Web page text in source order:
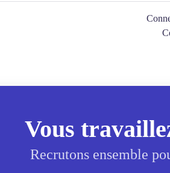
Vous
Recrutons ensemble